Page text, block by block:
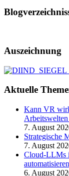
Auszeichnung
Aktuelle
Kann VR
7. August
Strategische
7. August
Cloud-LLMs
6. August